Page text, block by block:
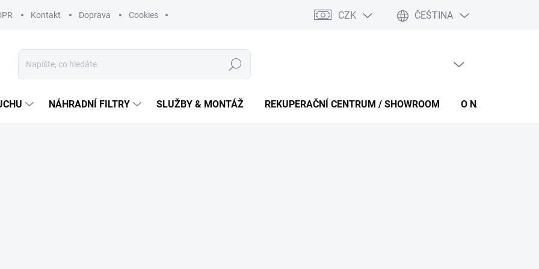
Kontakt Doprava Cookies CZK ČEŠTINA
Hledat
NÁHRADNÍ FILTRY SLUŽBY & MONTÁŽ REKUPERAČNÍ CENTRUM / SHOWROOM O NÁS